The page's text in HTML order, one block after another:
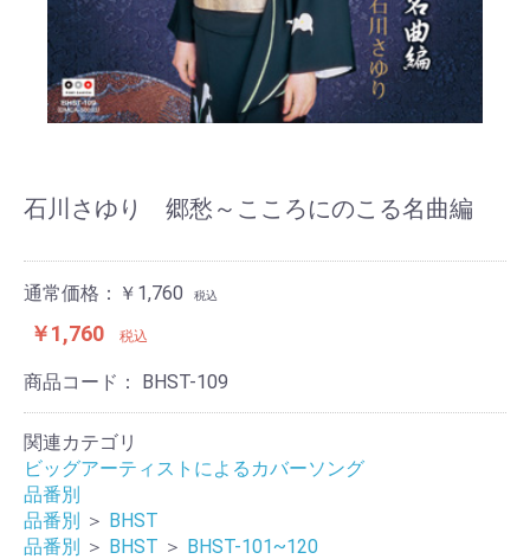
石川さゆり 郷愁～こころにのこる名曲編
通常価格：￥1,760 税込
￥1,760 税込
商品コード： BHST-109
関連カテゴリ
ビッグアーティストによるカバーソング
品番別
品番別 ＞ BHST
品番別 ＞ BHST ＞ BHST-101~120